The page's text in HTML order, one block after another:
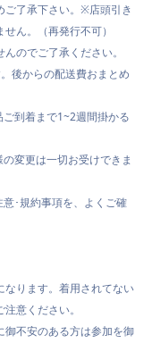
ご了承下さい。※店頭引き
ん。（再発行不可）
のでご了承ください。
後からの配送費おまとめ
到着まで1~2週間掛かる
変更は一切お受けできま
･規約事項を、よくご確
なります。着用されてない
意ください。
御不安のある方は参加を御